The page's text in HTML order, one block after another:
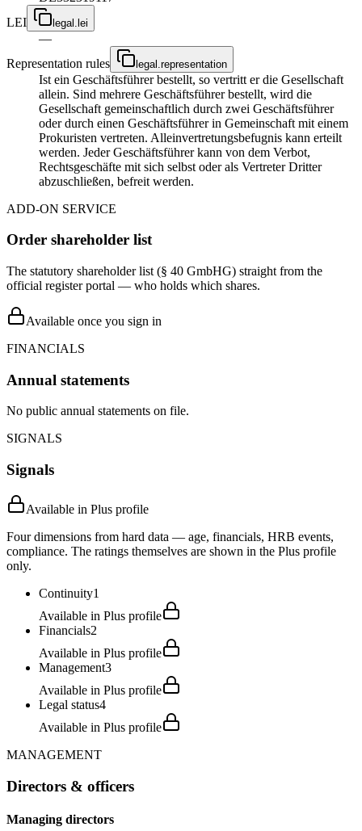
LEI
legal.lei
—
Representation rules
legal.representation
Ist ein Geschäftsführer bestellt, so vertritt er die Gesellschaft
allein. Sind mehrere Geschäftsführer bestellt, wird die
Gesellschaft gemeinschaftlich durch zwei Geschäftsführer
oder durch einen Geschäftsführer in Gemeinschaft mit einem
Prokuristen vertreten. Alleinvertretungsbefugnis kann erteilt
werden. Jeder Geschäftsführer kann von dem Verbot,
Rechtsgeschäfte mit sich selbst oder als Vertreter Dritter
abzuschließen, befreit werden.
ADD-ON SERVICE
Order shareholder list
The statutory shareholder list (§ 40 GmbHG) straight from the
official register portal — who holds which shares.
Available once you sign in
FINANCIALS
Annual statements
No public annual statements on file.
SIGNALS
Signals
Available in Plus profile
Four dimensions from hard data — age, financials, HRB events,
compliance. The ratings themselves are shown in the Plus profile
only.
Continuity1
Available in Plus profile
Financials2
Available in Plus profile
Management3
Available in Plus profile
Legal status4
Available in Plus profile
MANAGEMENT
Directors & officers
Managing directors